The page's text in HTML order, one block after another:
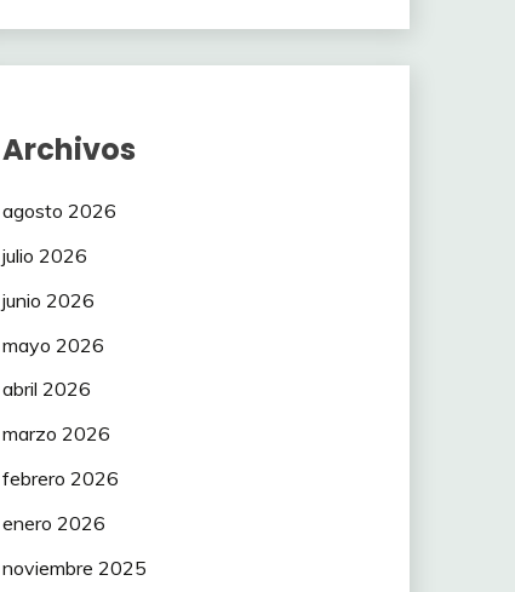
Archivos
agosto 2026
julio 2026
junio 2026
mayo 2026
abril 2026
marzo 2026
febrero 2026
enero 2026
noviembre 2025